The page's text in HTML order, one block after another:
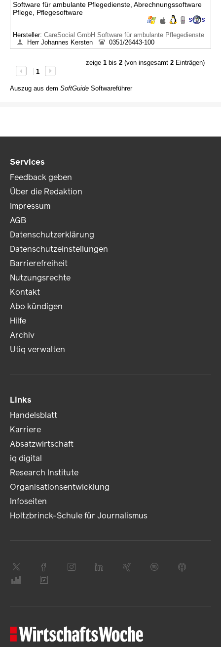
Software für ambulante Pflegedienste, Abrechnungssoftware
Pflege, Pflegesoftware
Hersteller: CareSocial GmbH Software für ambulante Pflegedienste
Herr Johannes Kersten
0351/26443-100
zeige 1bis 2(von insgesamt 2Einträgen)
1
Auszug aus dem SoftGuide Softwareführer
Services
Feedback geben
Über die Redaktion
Impressum
AGB
Datenschutzerklärung
Datenschutzeinstellungen
Barrierefreiheit
Nutzungsrechte
Kontakt
Abo kündigen
Hilfe
Archiv
Utiq verwalten
Links
Handelsblatt
Karriere
Absatzwirtschaft
iq digital
Research Institute
Organisationsentwicklung
Infoseiten
Holtzbrinck-Schule für Journalismus